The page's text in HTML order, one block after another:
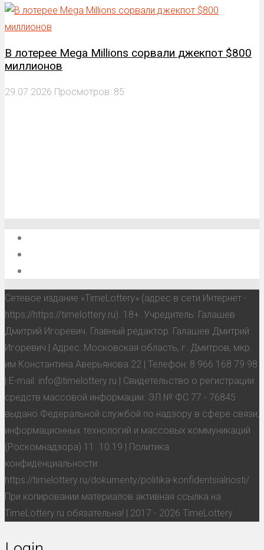
В лотерее Mega Millions сорвали джекпот $800
миллионов
29.07.2026 Просмотров: 85
Сетевое издание «TimeLottery» (адрес в сети Интернет -
https://https://timelottery.ru). 18+. Учредитель: Галашев
Дмитрий Игоревич. Главный редактор: Галашев Дмитрий
Игоревич | Адрес: Московская область, г. Дмитров, мкр.
им Константина Аверьянова 22 | Телефон: 8 966 168 79 98
| E-mail: info@timelottery.ru | Свидетельство о регистрации
средств массовой информации: ЭЛ № ФС 77 - 76845
выдано Федеральной службой по надзору в сфере связи,
информационных технологий и массовых коммуникаций
(Роскомнадзора) 11. 10.19 | Политика
конфиденциальности:
https://timelottery.ru/dokumenty/politika-konfidentsialnosti/
При копировании материалов активная ссылка на
TimeLottery.ru обязательна! | 2017 - 2026 TimeLottery